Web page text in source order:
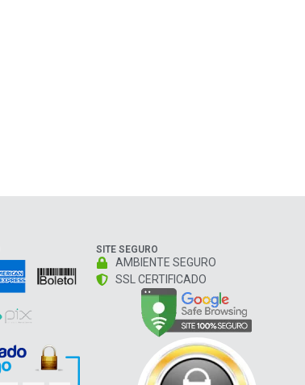
SITE SEGURO
AMBIENTE SEGURO
SSL CERTIFICADO